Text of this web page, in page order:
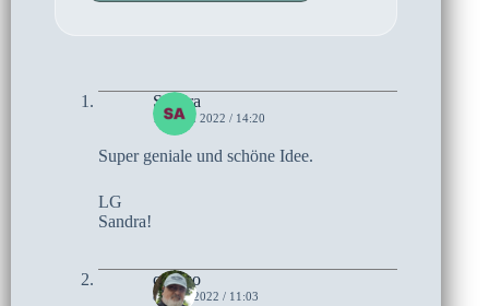
Sandra
12. MAI 2022 / 14:20
Super geniale und schöne Idee.
LG
Sandra!
czoczo
8. MAI 2022 / 11:03